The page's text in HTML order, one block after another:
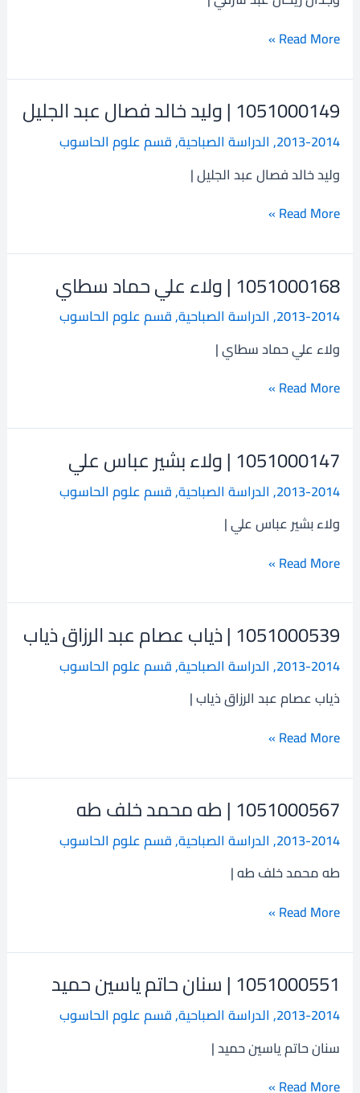
عبد
شرقي
Read More »
1051000149 | وليد خالد فصال عبد الجليل
2013-2014
, الدراسة الصباحية,قسم علوم الحاسوب
وليد خالد فصال عبد الجليل |
1051000149
وليد
خالد
فصال
عبد
الجليل
Read More »
1051000168 | ولاء علي حماد سطاي
2013-2014
, الدراسة الصباحية,قسم علوم الحاسوب
ولاء علي حماد سطاي |
1051000168
ولاء
علي
حماد
سطاي
Read More »
1051000147 | ولاء بشير عباس علي
2013-2014
, الدراسة الصباحية,قسم علوم الحاسوب
ولاء بشير عباس علي |
1051000147
ولاء
بشير
عباس
علي
Read More »
1051000539 | ذياب عصام عبد الرزاق ذياب
2013-2014
, الدراسة الصباحية,قسم علوم الحاسوب
ذياب عصام عبد الرزاق ذياب |
1051000539
ذياب
عصام
عبد
الرزاق
ذياب
Read More »
1051000567 | طه محمد خلف طه
2013-2014
, الدراسة الصباحية,قسم علوم الحاسوب
طه محمد خلف طه |
1051000567
طه
محمد
خلف
طه
Read More »
1051000551 | سنان حاتم ياسين حميد
2013-2014
, الدراسة الصباحية,قسم علوم الحاسوب
سنان حاتم ياسين حميد |
1051000551
سنان
حاتم
ياسين
حميد
Read More »